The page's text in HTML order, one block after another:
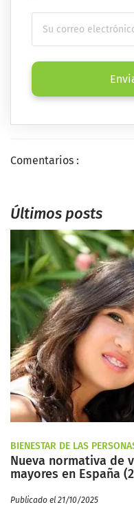
Comentarios :
Últimos posts
BIENESTAR DE LAS
Nueva normativa de
mayores en España
Publicado el 21/10/2025